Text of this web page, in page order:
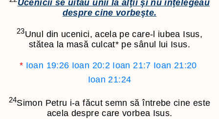
Ucenicii se uitau unii la alţii şi nu înţelegeau
despre cine vorbeşte.
23Unul din ucenici, acela pe care-l iubea Isus,
stătea la masă culcat* pe sânul lui Isus.
* Ioan 19:26 Ioan 20:2 Ioan 21:7 Ioan 21:20
Ioan 21:24
24Simon Petru i-a făcut semn să întrebe cine este
acela despre care vorbea Isus.